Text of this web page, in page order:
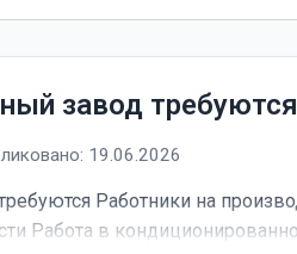
завод требуются
19.06.2026
Работники на
Работа в